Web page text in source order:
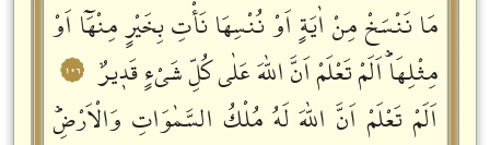
مَا نَنْسَخْ مِنْ اٰيَةٍ اَوْ نُنْسِهَا نَأْتِ بِخَيْرٍ مِنْهَٓا اَوْ
مِثْلِهَاؕ اَلَمْ تَعْلَمْ اَنَّ اللّٰهَ عَلٰى كُلِّ شَيْءٍ قَدٖيرٌ ١٠٦
اَلَمْ تَعْلَمْ اَنَّ اللّٰهَ لَهُ مُلْكُ السَّمٰوَاتِ وَالْاَرْضِؕ